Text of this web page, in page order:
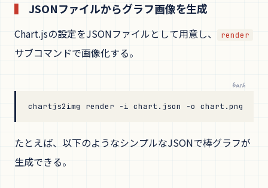
JSONファイルからグラフ画像を生成
Chart.jsの設定をJSONファイルとして用意し、 render
サブコマンドで画像化する。
bash
chartjs2img render -i chart.json -o chart.png
たとえば、以下のようなシンプルなJSONで棒グラフが
生成できる。